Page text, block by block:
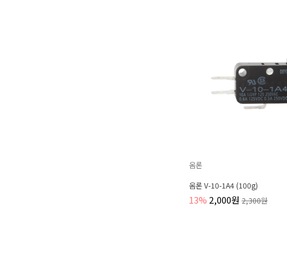
옴론
옴론 V-10-1A4 (100g)
13% 2,000원 2,300원